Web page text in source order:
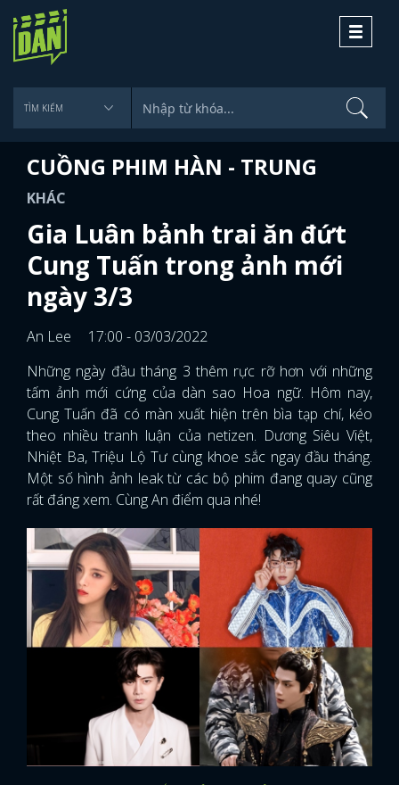
Toggle
CUỒNG PHIM HÀN - TRUNG
KHÁC
Gia Luân bảnh trai ăn đứt
Cung Tuấn trong ảnh mới
ngày 3/3
An Lee
17:00 - 03/03/2022
Những ngày đầu tháng 3 thêm rực rỡ hơn với những
tấm ảnh mới cứng của dàn sao Hoa ngữ. Hôm nay,
Cung Tuấn đã có màn xuất hiện trên bìa tạp chí, kéo
theo nhiều tranh luận của netizen. Dương Siêu Việt,
Nhiệt Ba, Triệu Lộ Tư cùng khoe sắc ngay đầu tháng.
Một số hình ảnh leak từ các bộ phim đang quay cũng
rất đáng xem. Cùng An điểm qua nhé!